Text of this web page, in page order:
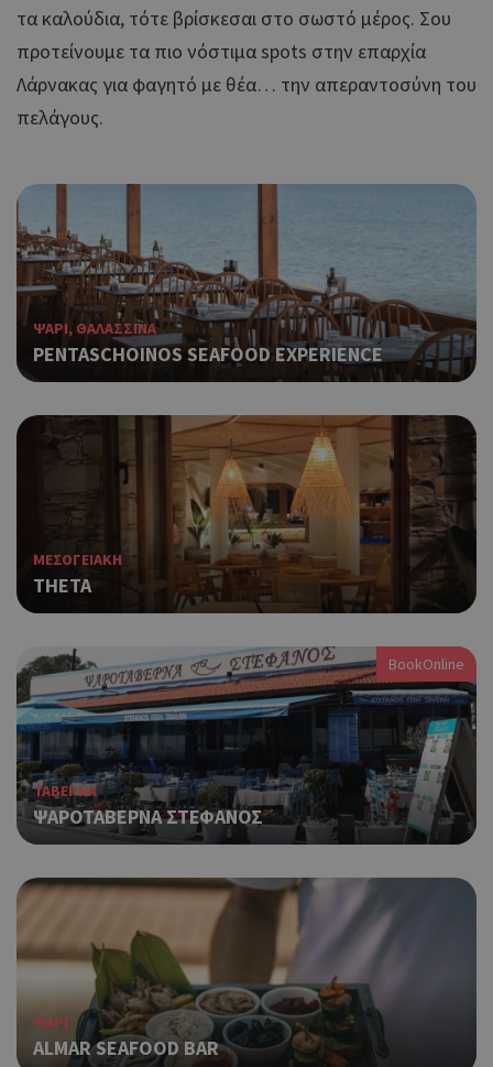
τα καλούδια, τότε βρίσκεσαι στο σωστό μέρος. Σου
προτείνουμε τα πιο νόστιμα spots στην επαρχία
Λάρνακας για φαγητό με θέα… την απεραντοσύνη του
πελάγους.
ΨΑΡΙ, ΘΑΛΑΣΣΙΝΑ
PENTASCHOINOS SEAFOOD EXPERIENCE
ΜΕΣΟΓΕΙΑΚΗ
THETA
ΤΑΒΕΡΝΑ
ΨΑΡΟΤΑΒΕΡΝΑ ΣΤΕΦΑΝΟΣ
BookOnline
ΨΑΡΙ
ALMAR SEAFOOD BAR